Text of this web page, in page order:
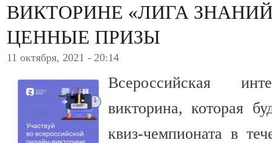
ВИКТОРИНЕ «ЛИГА
ЦЕННЫЕ ПРИЗЫ
11 октября, 2021 - 20:14
Всероссийская
викторина, которая
квиз-чемпионата в